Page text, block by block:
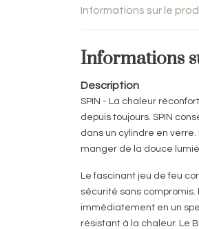
Informations sur le
Informations
Description
SPIN - La chaleur
depuis toujours. SPIN
dans un cylindre en
manger de la douce
Le fascinant jeu de feu
sécurité sans
immédiatement en un
résistant à la chaleur. Le